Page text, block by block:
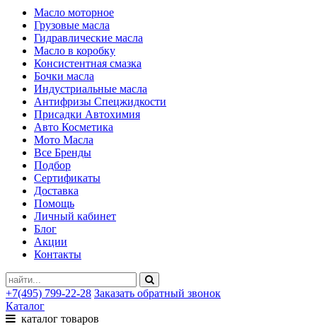
Масло моторное
Грузовые масла
Гидравлические масла
Масло в коробку
Консистентная смазка
Бочки масла
Индустриальные масла
Антифризы Спецжидкости
Присадки Автохимия
Авто Косметика
Мото Масла
Все Бренды
Подбор
Сертификаты
Доставка
Помощь
Личный кабинет
Блог
Акции
Контакты
+7(495) 799-22-28 Заказать обратный звонок
Каталог
каталог товаров